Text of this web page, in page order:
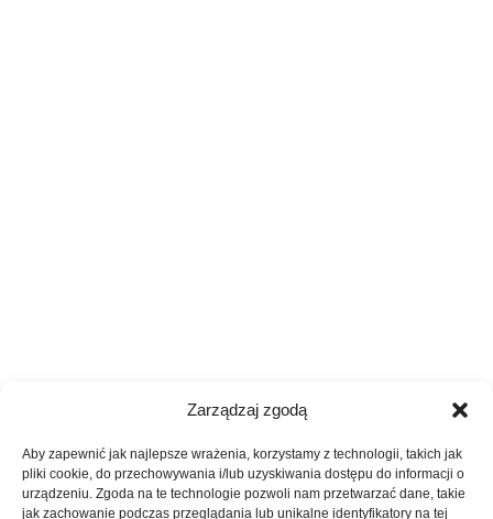
Zarządzaj zgodą
Aby zapewnić jak najlepsze wrażenia, korzystamy z technologii, takich jak
pliki cookie, do przechowywania i/lub uzyskiwania dostępu do informacji o
urządzeniu. Zgoda na te technologie pozwoli nam przetwarzać dane, takie
jak zachowanie podczas przeglądania lub unikalne identyfikatory na tej